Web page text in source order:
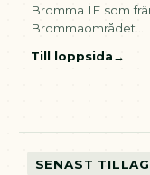
Bromma IF som
Brommaområdet…
Till loppsida
SENAST